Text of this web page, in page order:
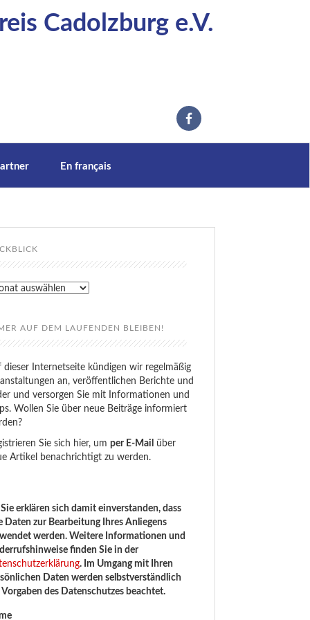
Cadolzburg e.V.
En français
AUF DEM LAUFENDEN BLEIBEN!
dieser Internetseite kündigen wir regelmäßig
an, veröffentlichen Berichte und
und versorgen Sie mit Informationen und
Wollen Sie über neue Beiträge informiert
Sie sich hier, umper E-Mail
über
Artikel benachrichtigt zu werden.
Sie erklären sich damit einverstanden, dass
Daten zur Bearbeitung Ihres Anliegens
werden. Weitere Informationen und
finden Sie in der
. Im Umgang mit Ihren
Daten werden selbstverständlich
Vorgaben des Datenschutzes beachtet.